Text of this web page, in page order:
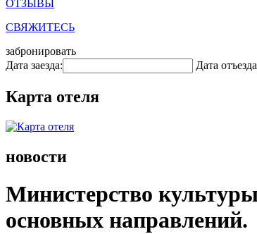
ОТЗЫВЫ
СВЯЖИТЕСЬ
забронировать
Дата заезда:
Дата
Карта отеля
новости
Министерство
основных направлений.